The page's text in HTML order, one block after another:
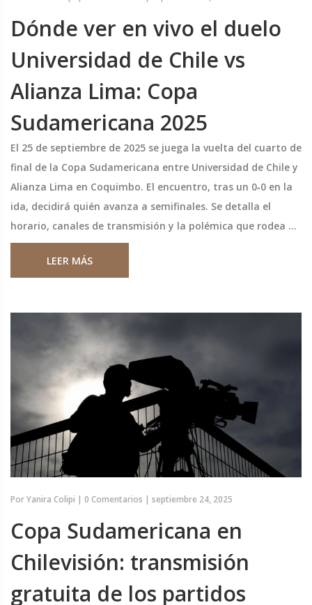
Dónde ver en vivo el duelo
Universidad de Chile vs
Alianza Lima: Copa
Sudamericana 2025
El 25 de septiembre de 2025 se juega la vuelta del cuarto de
final de la Copa Sudamericana entre Universidad de Chile y
Alianza Lima en Coquimbo. El encuentro, tras un 0‑0 en la
ida, decidirá quién avanza a semifinales. Se detalla el
horario, canales de transmisión y la polémica que rodea al
partido, incluyendo denuncias de xenofobia presentadas a
la CONMEBOL.
LEER MÁS
PorYanira Colipi | 0 Comentarios | septiembre 24, 2025
Copa Sudamericana en
Chilevisión: transmisión
gratuita de los partidos